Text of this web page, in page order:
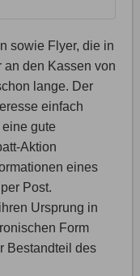
sowie Flyer, die in
den Kassen von
lange. Der
einfach
gute
Aktion
eines
Post.
Ursprung in
Form
Bestandteil des